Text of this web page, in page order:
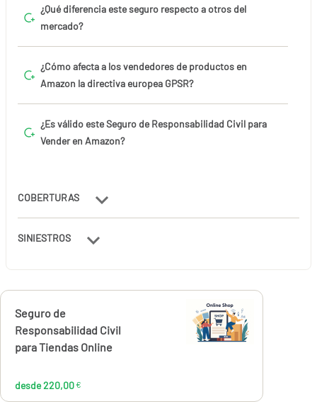
¿Qué diferencia este seguro respecto a otros del
mercado?
¿Cómo afecta a los vendedores de productos en
Amazon la directiva europea GPSR?
¿Es válido este Seguro de Responsabilidad Civil para
Vender en Amazon?
COBERTURAS
SINIESTROS
Calcúlalo ahora
Seguro de
Responsabilidad Civil
para Tiendas Online
desde 220,00 €
220,00€